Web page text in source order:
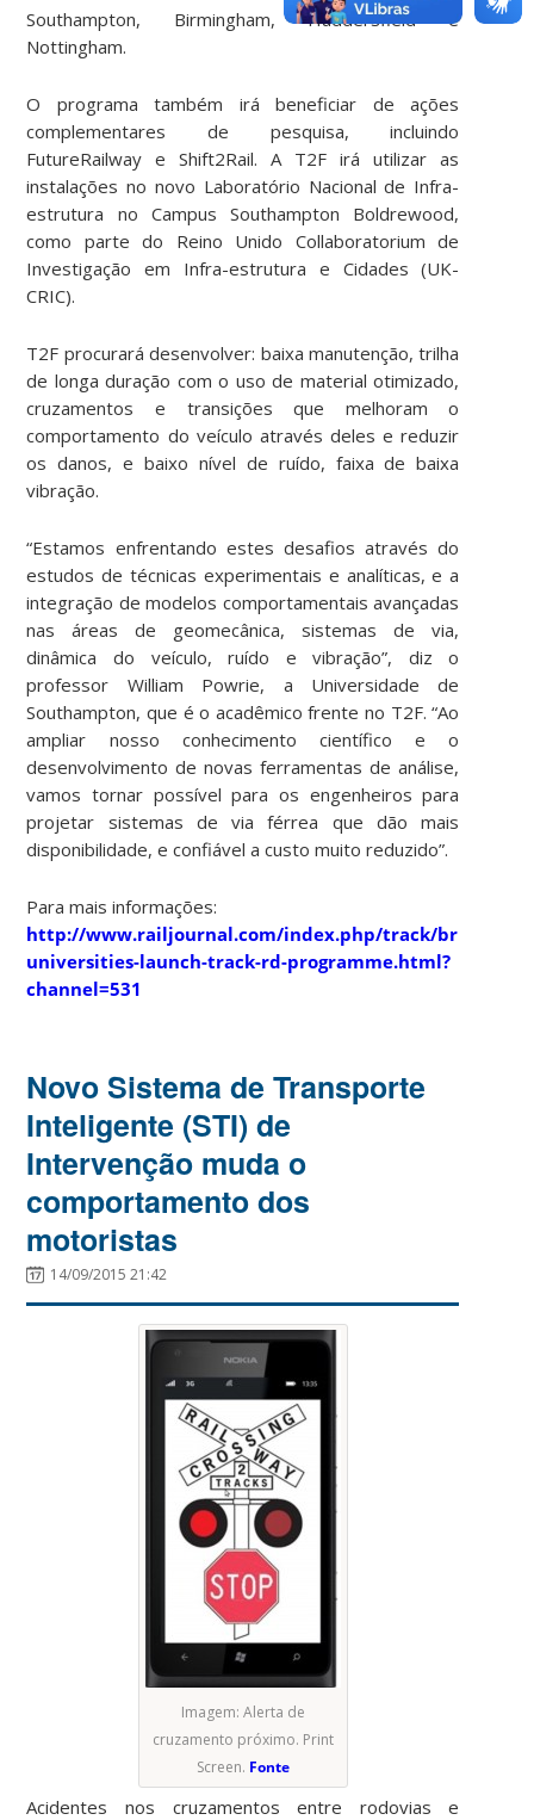
Southampton, Birmingham, Huddersfield e
Nottingham.
O programa também irá beneficiar de ações
complementares de pesquisa, incluindo
FutureRailway e Shift2Rail. A T2F irá utilizar as
instalações no novo Laboratório Nacional de Infra-
estrutura no Campus Southampton Boldrewood,
como parte do Reino Unido Collaboratorium de
Investigação em Infra-estrutura e Cidades (UK-
CRIC).
T2F procurará desenvolver: baixa manutenção, trilha
de longa duração com o uso de material otimizado,
cruzamentos e transições que melhoram o
comportamento do veículo através deles e reduzir
os danos, e baixo nível de ruído, faixa de baixa
vibração.
“Estamos enfrentando estes desafios através do
estudos de técnicas experimentais e analíticas, e a
integração de modelos comportamentais avançadas
nas áreas de geomecânica, sistemas de via,
dinâmica do veículo, ruído e vibração”, diz o
professor William Powrie, a Universidade de
Southampton, que é o acadêmico frente no T2F. “Ao
ampliar nosso conhecimento científico e o
desenvolvimento de novas ferramentas de análise,
vamos tornar possível para os engenheiros para
projetar sistemas de via férrea que dão mais
disponibilidade, e confiável a custo muito reduzido”.
Para mais informações:
http://www.railjournal.com/index.php/track/british-
universities-launch-track-rd-programme.html?
channel=531
Novo Sistema de Transporte
Inteligente (STI) de
Intervenção muda o
comportamento dos
motoristas
14/09/2015 21:42
Imagem: Alerta de
cruzamento próximo. Print
Screen. Fonte
Acidentes nos cruzamentos entre rodovias e